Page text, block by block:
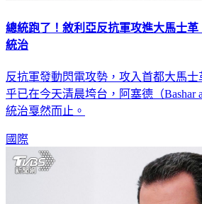
總統跑了！敘利亞反抗軍攻進大馬士
統治
反抗軍發動閃電攻勢，攻入首都大馬
乎已在今天清晨垮台，阿塞德（Bashar
統治戛然而止。
國際